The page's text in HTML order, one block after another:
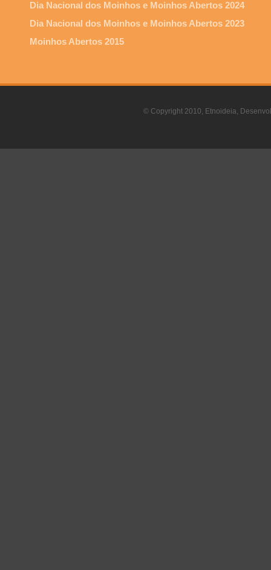
Dia Nacional dos Moinhos e Moinhos Abertos 2024
Dia Nacional dos Moinhos e Moinhos Abertos 2023
Moinhos Abertos 2015
© Copyright 2010, Etnoideia,